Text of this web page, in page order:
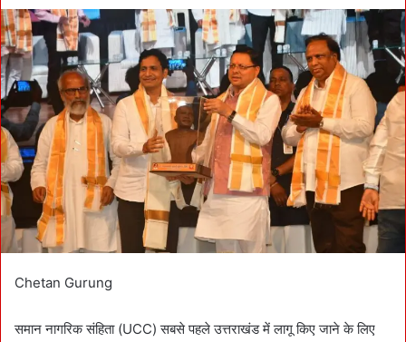
d
a
n
e
m
i
l
Chetan Gurung
समान नागरिक संहिता (UCC) सबसे पहले उत्तराखंड में लागू किए जाने के लिए